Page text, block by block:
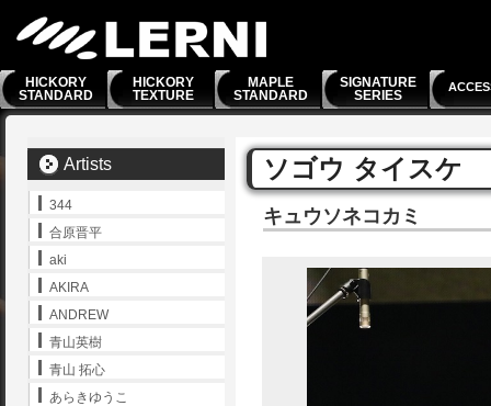
HICKORY
STANDARD
HICKORY
TEXTURE
MAPLE
STANDARD
SIGNATURE
SERIES
ソゴウ タイスケ
キュウソネコカミ
Artists
344
合原晋平
aki
AKIRA
ANDREW
青山英樹
青山 拓心
あらきゆうこ